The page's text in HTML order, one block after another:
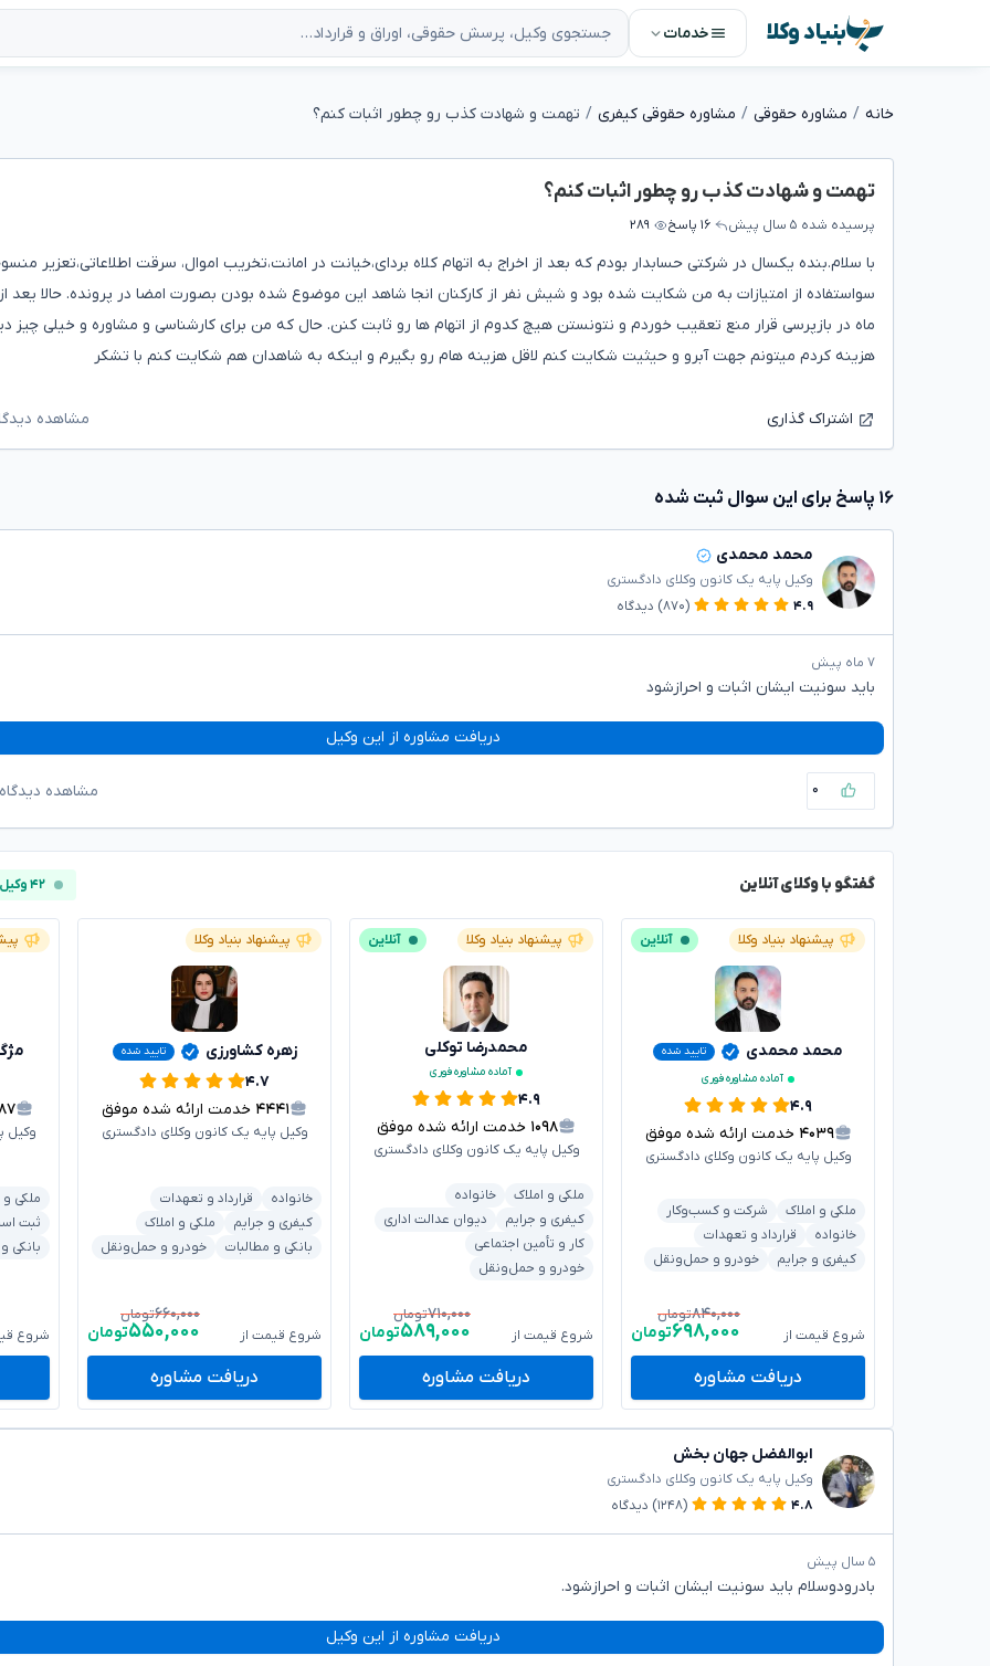
بنیاد وکلا خدمات
خانه مشاوره حقوقی مشاوره حقوقی کیفری تهمت و شهادت کذب رو چطور اثبات کنم؟
تهمت و شهادت کذب رو چطور اثبات کنم؟
پرسیده شده ۵ سال پیش ۱۶ پاسخ ۲۸۹
با سلام.بنده یکسال در شرکتی حسابدار بودم که بعد از اخراج به اتهام کلاه بردای،خیانت در امانت،تخریب اموال، سرقت اطلاعاتی،تعزیر
سواستفاده از امتیازات به من شکایت شده بود و شیش نفر از کارکنان انجا شاهد این موضوع شده بودن بصورت امضا در پرونده. حالا یعد
ماه در بازپرسی قرار منع تعقیب خوردم و نتونستن هیچ کدوم از اتهام ها رو ثابت کنن. حال که من برای کارشناسی و مشاوره و خیلی چیز
هزینه کردم میتونم جهت آبرو و حیثیت شکایت کنم لاقل هزینه هام رو بگیرم و اینکه به شاهدان هم شکایت کنم با تشکر
اشتراک گذاری مشاهده
۱۶ پاسخ برای این سوال ثبت شده
محمد محمدی
وکیل پایه یک کانون وکلای دادگستری
۴.۹
(۸۷۰) دیدگاه
۷ ماه پیش
باید سونیت ایشان اثبات و احرازشود
دریافت مشاوره از این وکیل
۰ مشاهده
گفتگو با وکلای آنلاین ۴۲ وکیل آنلاین
پیشنهاد بنیاد وکلا آنلاین
محمد محمدی
تایید شده
آماده مشاوره فوری
۴.۹
۴۰۳۹ خدمت ارائه شده موفق
وکیل پایه یک کانون وکلای دادگستری
ملکی و املاک
شرکت و کسب‌وکار
خانواده
قرارداد و تعهدات
کیفری و جرایم
خودرو و حمل‌ونقل
شروع قیمت از
۸۴۰,۰۰۰تومان
۶۹۸,۰۰۰تومان
دریافت مشاوره
پیشنهاد بنیاد وکلا آنلاین
محمدرضا توکلی
آماده مشاوره فوری
۴.۹
۱۰۹۸ خدمت ارائه شده موفق
وکیل پایه یک کانون وکلای دادگستری
ملکی و املاک
خانواده
کیفری و جرایم
دیوان عدالت اداری
کار و تأمین اجتماعی
خودرو و حمل‌ونقل
شروع قیمت از
۷۱۰,۰۰۰تومان
۵۸۹,۰۰۰تومان
دریافت مشاوره
پیشنهاد بنیاد وکلا
زهره کشاورزی تایید شده
۴.۷
۴۴۴۱ خدمت ارائه شده موفق
وکیل پایه یک کانون وکلای دادگستری
خانواده
قرارداد و تعهدات
کیفری و جرایم
ملکی و املاک
بانکی و مطالبات
خودرو و حمل‌ونقل
شروع قیمت از
۶۶۰,۰۰۰تومان
۵۵۰,۰۰۰تومان
دریافت مشاوره
وکیل
ملکی و
ثبت
بانکی
شروع
ابوالفضل جهان بخش
وکیل پایه یک کانون وکلای دادگستری
۴.۸
(۱۲۴۸) دیدگاه
۵ سال پیش
بادرودوسلام باید سونیت ایشان اثبات و احرازشود.
دریافت مشاوره از این وکیل